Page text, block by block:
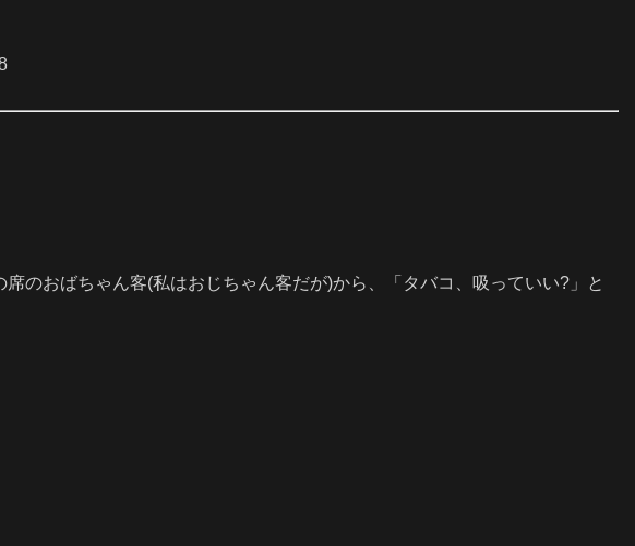
のおばちゃん客(私はおじちゃん客だが)から、「タバコ、吸っていい?」と